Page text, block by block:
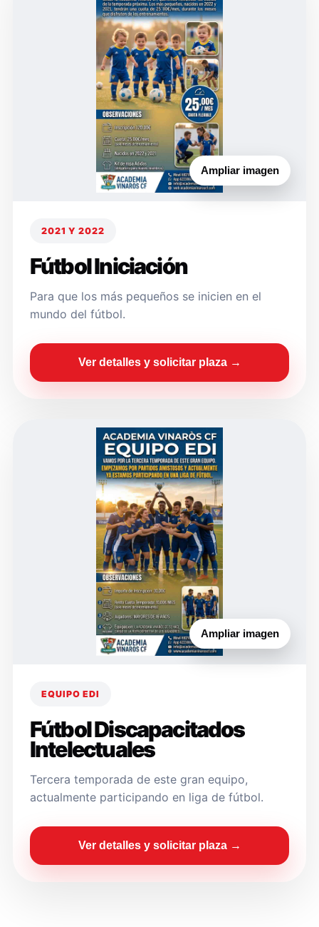
Ampliar imagen
2021 Y 2022
Fútbol Iniciación
Para que los más pequeños se inicien en el
mundo del fútbol.
Ver detalles y solicitar plaza →
Ampliar imagen
EQUIPO EDI
Fútbol Discapacitados
Intelectuales
Tercera temporada de este gran equipo,
actualmente participando en liga de fútbol.
Ver detalles y solicitar plaza →